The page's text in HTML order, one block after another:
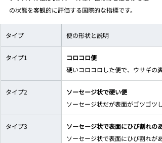
の状態を客観的に評価する国際的な指標です。
タイプ 便の形状と説明
タイプ1
コロコロ便
硬いコロコロした便で、ウサギの糞
タイプ2
ソーセージ状で硬い便
ソーセージ状だが表面がゴツゴツし
タイプ3
ソーセージ状で表面にひび割れのあ
ソーセージ状で表面にひび割れがあ